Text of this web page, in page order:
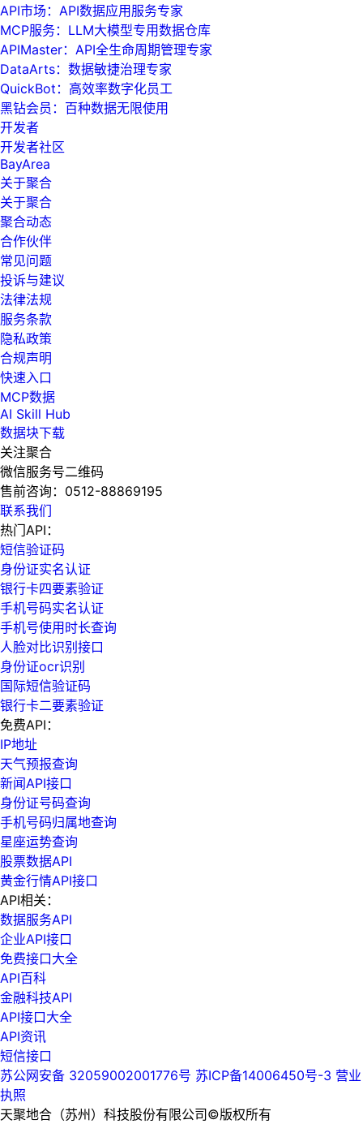
API市场：API数据应用服务专家
MCP服务：LLM大模型专用数据仓库
APIMaster：API全生命周期管理专家
DataArts：数据敏捷治理专家
QuickBot：高效率数字化员工
黑钻会员：百种数据无限使用
开发者
开发者社区
BayArea
关于聚合
关于聚合
聚合动态
合作伙伴
常见问题
投诉与建议
法律法规
服务条款
隐私政策
合规声明
快速入口
MCP数据
AI Skill Hub
数据块下载
关注聚合
微信服务号二维码
售前咨询： 0512-88869195
联系我们
热门API：
短信验证码
身份证实名认证
银行卡四要素验证
手机号码实名认证
手机号使用时长查询
人脸对比识别接口
身份证ocr识别
国际短信验证码
银行卡二要素验证
免费API：
IP地址
天气预报查询
新闻API接口
身份证号码查询
手机号码归属地查询
星座运势查询
股票数据API
黄金行情API接口
API相关：
数据服务API
企业API接口
免费接口大全
API百科
金融科技API
API接口大全
API资讯
短信接口
苏公网安备 32059002001776号 苏ICP备14006450号-3 营业
执照
天聚地合（苏州）科技股份有限公司©版权所有